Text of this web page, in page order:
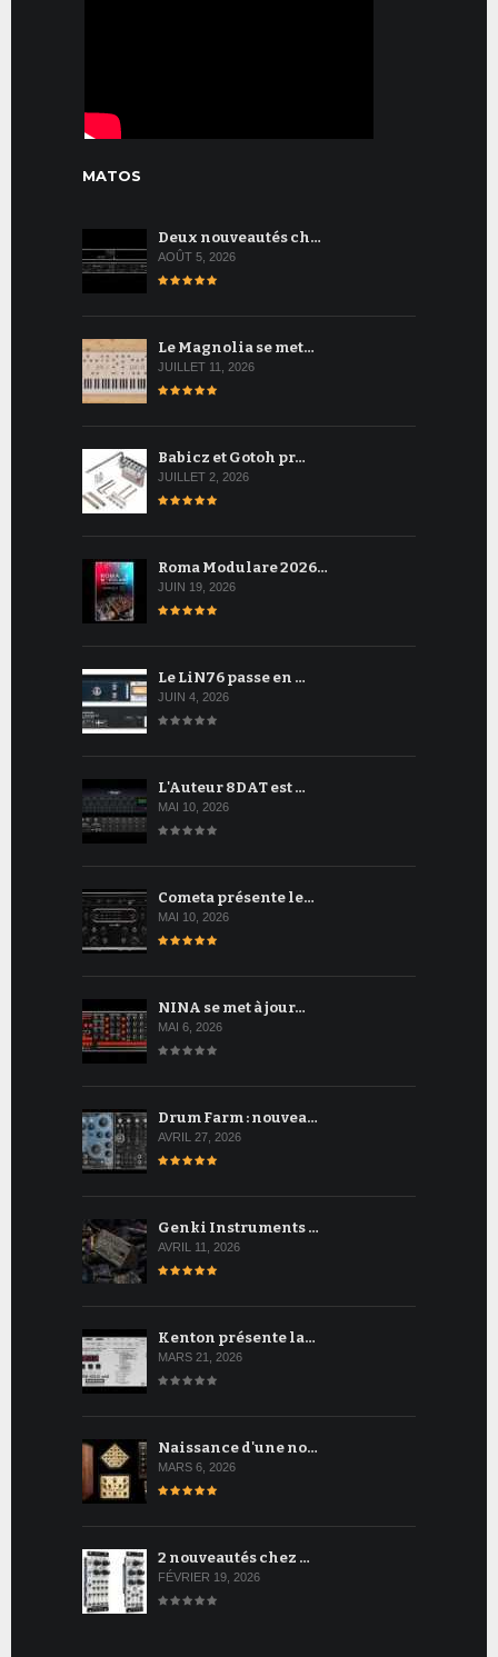
MATOS
Deux nouveautés ch…
AOÛT 5, 2026
Le Magnolia se met…
JUILLET 11, 2026
Babicz et Gotoh pr…
JUILLET 2, 2026
Roma Modulare 2026…
JUIN 19, 2026
Le LiN76 passe en …
JUIN 4, 2026
L'Auteur 8DAT est …
MAI 10, 2026
Cometa présente le…
MAI 10, 2026
NINA se met à jour…
MAI 6, 2026
Drum Farm : nouvea…
AVRIL 27, 2026
Genki Instruments …
AVRIL 11, 2026
Kenton présente la…
MARS 21, 2026
Naissance d'une no…
MARS 6, 2026
2 nouveautés chez …
FÉVRIER 19, 2026